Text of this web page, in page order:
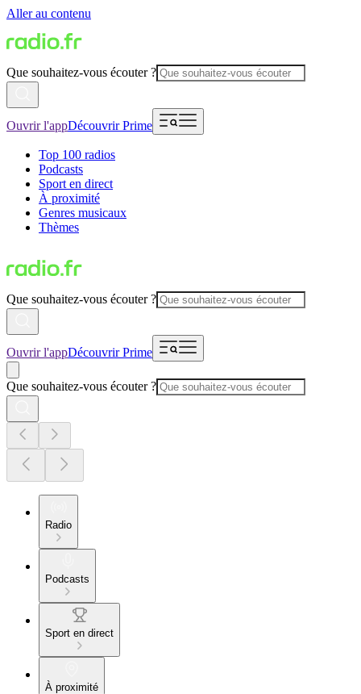
Aller au contenu
Que souhaitez-vous écouter ?
Ouvrir l'appDécouvrir Prime
Top 100 radios
Podcasts
Sport en direct
À proximité
Genres musicaux
Thèmes
Que souhaitez-vous écouter ?
Ouvrir l'appDécouvrir Prime
Que souhaitez-vous écouter ?
Radio
Podcasts
Sport en direct
À proximité